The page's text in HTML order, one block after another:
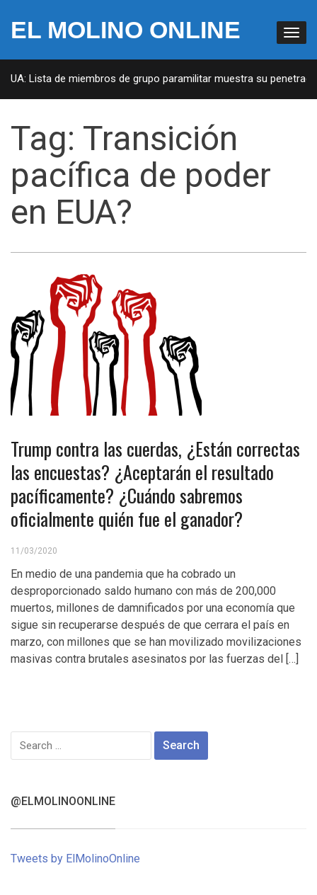
EL MOLINO ONLINE
Lista de miembros de grupo paramilitar muestra su
Tag: Transición
pacífica de poder
en EUA?
Trump contra las cuerdas, ¿Están correctas
las encuestas? ¿Aceptarán el resultado
pacíficamente? ¿Cuándo sabremos
oficialmente quién fue el ganador?
11/03/2020
En medio de una pandemia que ha cobrado un
desproporcionado saldo humano con más de 200,000
muertos, millones de damnificados por una economía que
sigue sin recuperarse después de que cerrara el país en
marzo, con millones que se han movilizado movilizaciones
masivas contra brutales asesinatos por las fuerzas del […]
Search
for:
@ELMOLINOONLINE
Tweets by ElMolinoOnline